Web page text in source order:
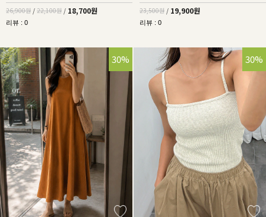
26,900원 / 22,100원 / 18,700원
리뷰 : 0
23,500원 / 19,900원
리뷰 : 0
30% 30%